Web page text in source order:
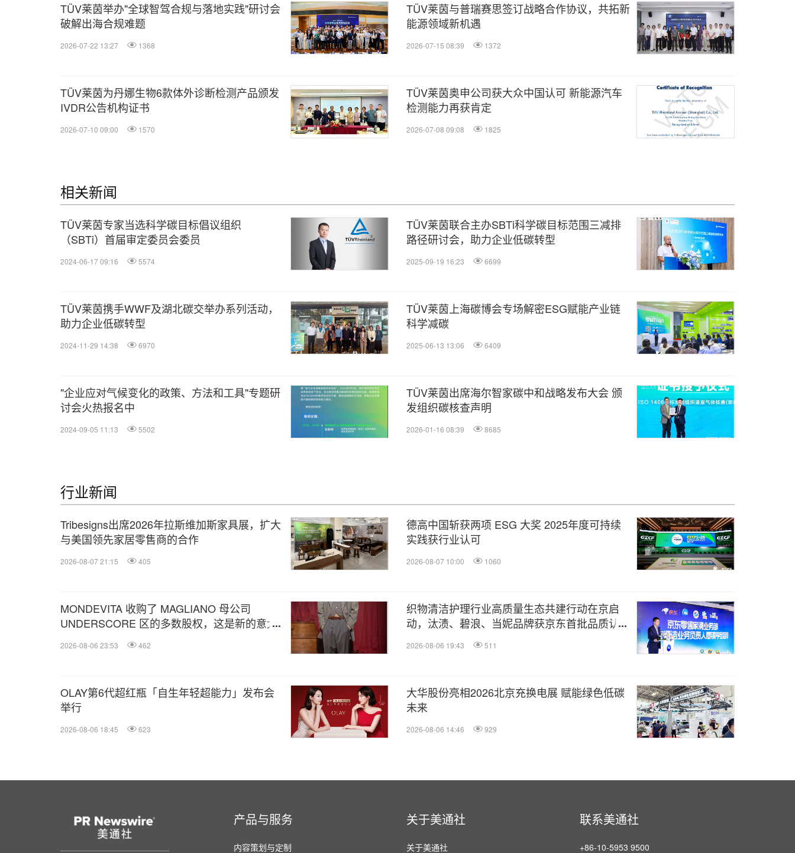
TÜV莱茵举办"全球智驾合规与落地实践"研讨会
破解出海合规难题
2026-07-22 13:27 1368
TÜV莱茵与普瑞赛思签订战略合作协议，共拓新
能源领域新机遇
2026-07-15 08:39 1372
TÜV莱茵为丹娜生物6款体外诊断检测产品颁发
IVDR公告机构证书
2026-07-10 09:00 1570
TÜV莱茵奥申公司获大众中国认可 新能源汽车
检测能力再获肯定
2026-07-08 09:08 1825
相关新闻
TÜV莱茵专家当选科学碳目标倡议组织
（SBTi）首届审定委员会委员
2024-06-17 09:16 5574
TÜV莱茵联合主办SBTi科学碳目标范围三减排
路径研讨会，助力企业低碳转型
2025-09-19 16:23 6699
TÜV莱茵携手WWF及湖北碳交举办系列活动，
助力企业低碳转型
2024-11-29 14:38 6970
TÜV莱茵上海碳博会专场解密ESG赋能产业链
科学减碳
2025-06-13 13:06 6409
"企业应对气候变化的政策、方法和工具"专题研
讨会火热报名中
2024-09-05 11:13 5502
TÜV莱茵出席海尔智家碳中和战略发布大会 颁
发组织碳核查声明
2026-01-16 08:39 8685
行业新闻
Tribesigns出席2026年拉斯维加斯家具展，扩大
与美国领先家居零售商的合作
2026-08-07 21:15 405
德高中国斩获两项 ESG 大奖 2025年度可持续
实践获行业认可
2026-08-07 10:00 1060
MONDEVITA 收购了 MAGLIANO 母公司
UNDERSCORE 区的多数股权，这是新的意大
2026-08-06 23:53 462
织物清洁护理行业高质量生态共建行动在京启
动，汰渍、碧浪、当妮品牌获京东首批品质认
2026-08-06 19:43 511
OLAY第6代超红瓶「自生年轻超能力」发布会
举行
2026-08-06 18:45 623
大华股份亮相2026北京充换电展 赋能绿色低碳
未来
2026-08-06 14:46 929
产品与服务
内容策划与定制
关于美通社
关于美通社
联系美通社
+86-10-5953 9500